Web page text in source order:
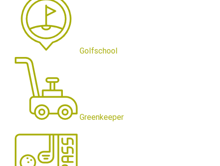
Golfschool
Greenkeeper